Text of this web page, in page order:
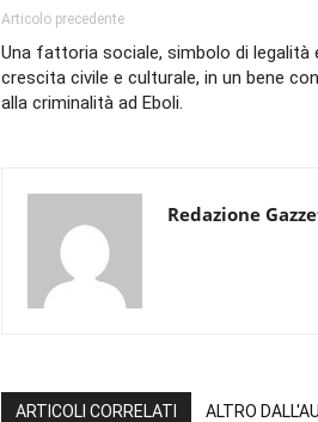
Articolo precedente
Una fattoria sociale, simbolo di legalità
crescita civile e culturale, in un bene
alla criminalità ad Eboli.
Redazione
ARTICOLI CORRELATI ALTRO